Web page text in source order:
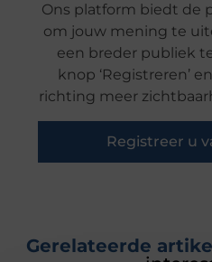
Ons platform biedt de
om jouw mening te
een breder publiek
knop ‘Registreren’
richting meer
Registreer u
Gerelateerde